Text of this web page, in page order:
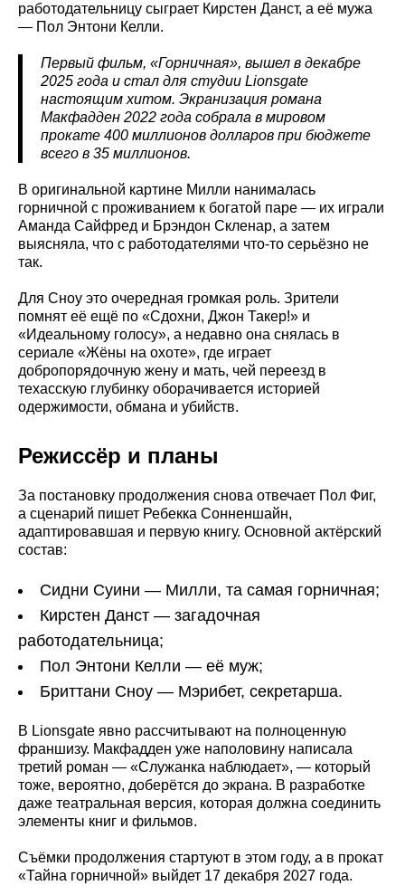
работодательницу сыграет Кирстен Данст, а её мужа
— Пол Энтони Келли.
Первый фильм, «Горничная», вышел в декабре
2025 года и стал для студии Lionsgate
настоящим хитом. Экранизация романа
Макфадден 2022 года собрала в мировом
прокате 400 миллионов долларов при бюджете
всего в 35 миллионов.
В оригинальной картине Милли нанималась
горничной с проживанием к богатой паре — их играли
Аманда Сайфред и Брэндон Скленар, а затем
выясняла, что с работодателями что-то серьёзно не
так.
Для Сноу это очередная громкая роль. Зрители
помнят её ещё по «Сдохни, Джон Такер!» и
«Идеальному голосу», а недавно она снялась в
сериале «Жёны на охоте», где играет
добропорядочную жену и мать, чей переезд в
техасскую глубинку оборачивается историей
одержимости, обмана и убийств.
Режиссёр и планы
За постановку продолжения снова отвечает Пол Фиг,
а сценарий пишет Ребекка Сонненшайн,
адаптировавшая и первую книгу. Основной актёрский
состав:
Сидни Суини — Милли, та самая горничная;
Кирстен Данст — загадочная
работодательница;
Пол Энтони Келли — её муж;
Бриттани Сноу — Мэрибет, секретарша.
В Lionsgate явно рассчитывают на полноценную
франшизу. Макфадден уже наполовину написала
третий роман — «Служанка наблюдает», — который
тоже, вероятно, доберётся до экрана. В разработке
даже театральная версия, которая должна соединить
элементы книг и фильмов.
Съёмки продолжения стартуют в этом году, а в прокат
«Тайна горничной» выйдет 17 декабря 2027 года.